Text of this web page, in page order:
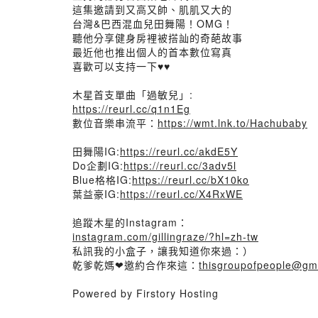
這集邀請到又高又帥、肌肌又大的
台灣&巴西混血兒田舞陽！OMG！
聽他分享健身房裡被搭訕的奇葩故事
最近他也推出個人的首本數位寫真
喜歡可以支持一下♥️♥️
木星首支單曲「過敏兒」:
https://reurl.cc/q1n1Eg
數位音樂串流平： https://wmt.lnk.to/Hachubaby
田舞陽IG:https://reurl.cc/akdE5Y
Do企劃IG:https://reurl.cc/3adv5l
Blue格格IG:https://reurl.cc/bX10ko
葉益豪IG:https://reurl.cc/X4RxWE
追蹤木星的Instagram：
instagram.com/gillingraze/?hl=zh-tw
私訊我的小盒子，讓我知道你來過：）
乾爹乾媽❤邀約合作來這：
Powered by Firstory Hosting